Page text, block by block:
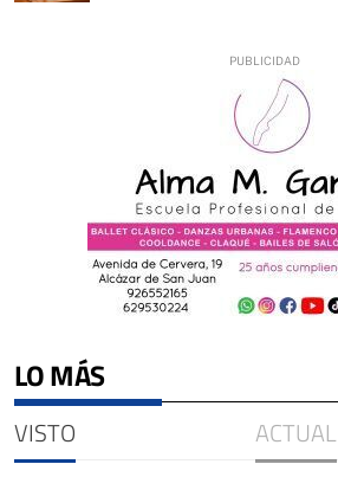
LO MÁS
VISTO ACTUAL